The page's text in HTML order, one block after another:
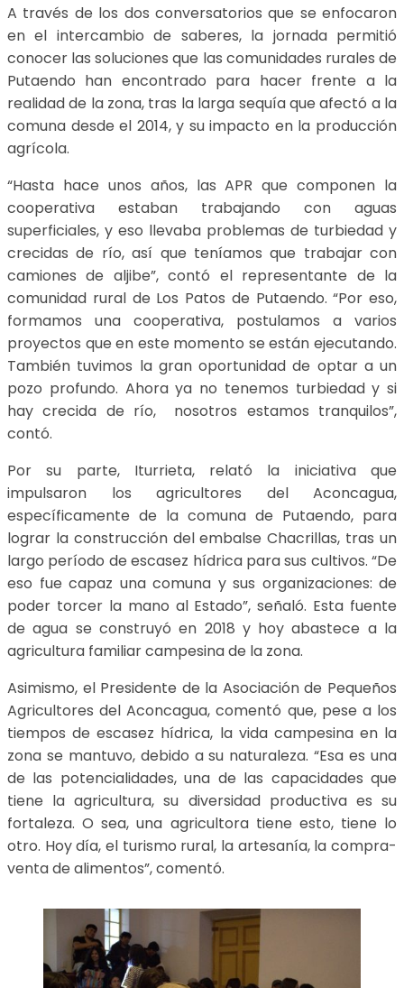
A través de los dos conversatorios que se enfocaron
en el intercambio de saberes, la jornada permitió
conocer las soluciones que las comunidades rurales de
Putaendo han encontrado para hacer frente a la
realidad de la zona, tras la larga sequía que afectó a la
comuna desde el 2014, y su impacto en la producción
agrícola.
“Hasta hace unos años, las APR que componen la
cooperativa estaban trabajando con aguas
superficiales, y eso llevaba problemas de turbiedad y
crecidas de río, así que teníamos que trabajar con
camiones de aljibe”, contó el representante de la
comunidad rural de Los Patos de Putaendo. “Por eso,
formamos una cooperativa, postulamos a varios
proyectos que en este momento se están ejecutando.
También tuvimos la gran oportunidad de optar a un
pozo profundo. Ahora ya no tenemos turbiedad y si
hay crecida de río, nosotros estamos tranquilos”,
contó.
Por su parte, Iturrieta, relató la iniciativa que
impulsaron los agricultores del Aconcagua,
específicamente de la comuna de Putaendo, para
lograr la construcción del embalse Chacrillas, tras un
largo período de escasez hídrica para sus cultivos. “De
eso fue capaz una comuna y sus organizaciones: de
poder torcer la mano al Estado”, señaló. Esta fuente
de agua se construyó en 2018 y hoy abastece a la
agricultura familiar campesina de la zona.
Asimismo, el Presidente de la Asociación de Pequeños
Agricultores del Aconcagua, comentó que, pese a los
tiempos de escasez hídrica, la vida campesina en la
zona se mantuvo, debido a su naturaleza. “Esa es una
de las potencialidades, una de las capacidades que
tiene la agricultura, su diversidad productiva es su
fortaleza. O sea, una agricultora tiene esto, tiene lo
otro. Hoy día, el turismo rural, la artesanía, la compra-
venta de alimentos”, comentó.